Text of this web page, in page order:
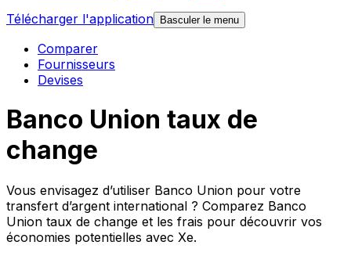
Télécharger l'application
Basculer le menu
Comparer
Fournisseurs
Devises
Banco Union taux de
change
Vous envisagez d’utiliser Banco Union pour votre
transfert d’argent international ? Comparez Banco
Union taux de change et les frais pour découvrir vos
économies potentielles avec Xe.